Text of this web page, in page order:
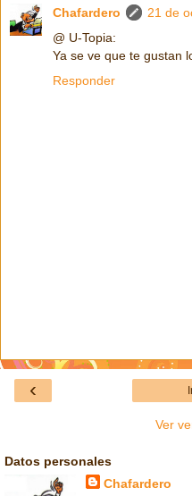
Chafardero
21 de
@ U-Topia:
Ya se ve que te gustan
Responder
‹
Ver
Datos personales
Chafardero